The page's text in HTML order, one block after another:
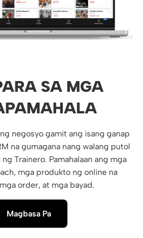
SA MGA
negosyo gamit ang isang ganap
na gumagana nang walang putol
Trainero. Pamahalaan ang mga
mga produkto ng online na
order, at mga bayad.
Magbasa Pa